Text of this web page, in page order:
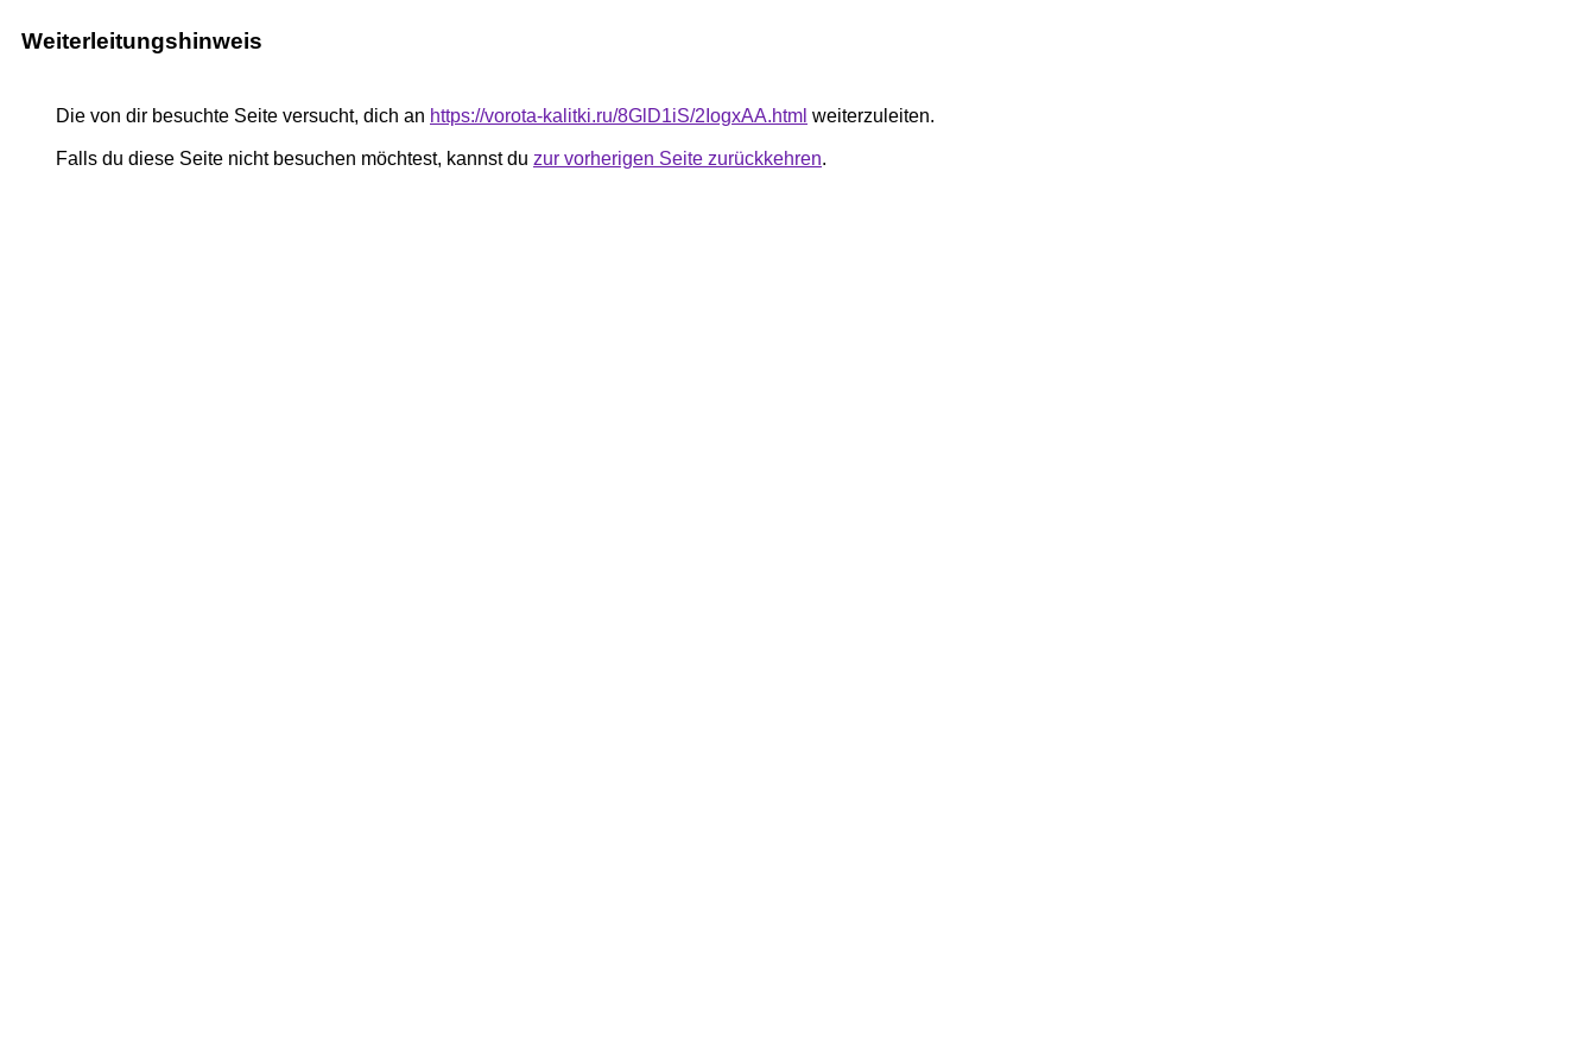
Weiterleitungshinweis
Die von dir besuchte Seite versucht, dich an https://vorota-kalitki.ru/8GlD1iS/2IogxAA.html weiterzuleiten.
Falls du diese Seite nicht besuchen möchtest, kannst du zur vorherigen Seite zurückkehren.